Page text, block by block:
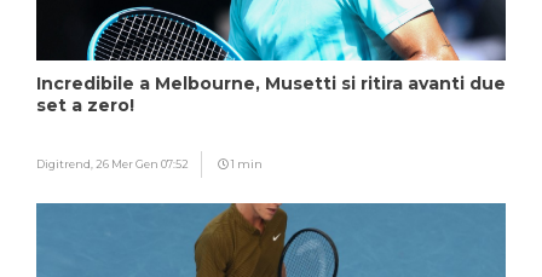
Incredibile a Melbourne, Musetti si ritira avanti due
set a zero!
Digitrend, 26 Mer Gen 07:52 1 min